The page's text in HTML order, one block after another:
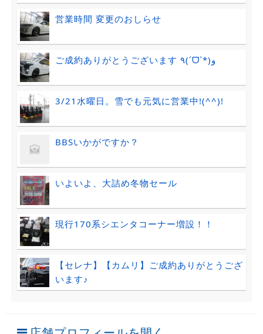
営業時間 変更のおしらせ
ご成約ありがとうございます ٩(ˊᗜˋ*)و
3/21水曜日。雪でも元気に営業中!(^^)!
BBSいかがですか？
いよいよ、大詰め冬物セール
現行170系シエンタコーナー増設！！
【セレナ】【カムリ】ご成約ありがとうござ
います♪